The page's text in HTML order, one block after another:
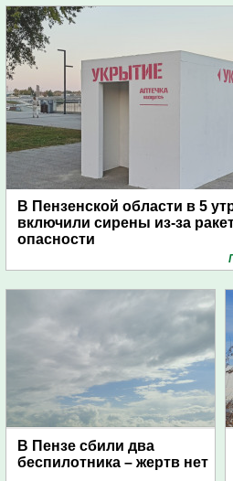
В Пензенской области в 5
включили сирены из-за
опасности
В Пензе сбили два
беспилотника – жертв нет